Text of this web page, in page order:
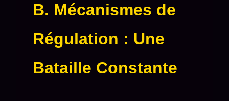
B. Mécanismes de
Régulation : Une
Bataille Constante